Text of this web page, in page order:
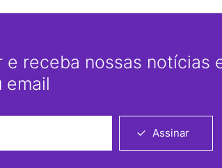
receba nossas notícias
email
Assinar